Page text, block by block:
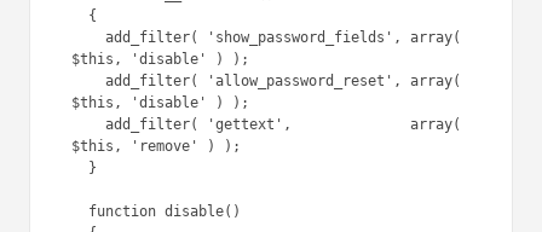
$this, 'disable' ) );
$this, 'disable' ) );
$this, 'remove' ) );